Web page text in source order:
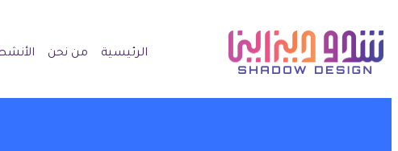
الرئيسية من نحن